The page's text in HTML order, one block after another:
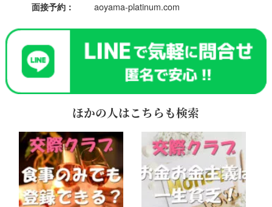
面接予約： aoyama-platinum.com
ほかの人はこちらも検索